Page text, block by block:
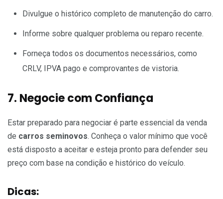
Divulgue o histórico completo de manutenção do carro.
Informe sobre qualquer problema ou reparo recente.
Forneça todos os documentos necessários, como
CRLV, IPVA pago e comprovantes de vistoria.
7. Negocie com Confiança
Estar preparado para negociar é parte essencial da venda
de carros seminovos. Conheça o valor mínimo que você
está disposto a aceitar e esteja pronto para defender seu
preço com base na condição e histórico do veículo.
Dicas: